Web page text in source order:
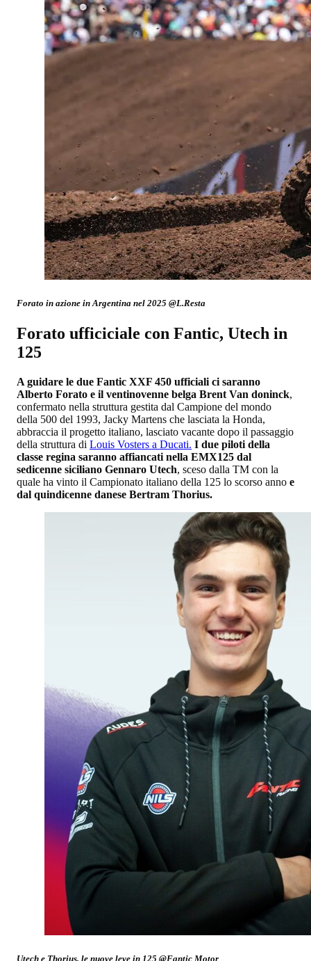
Forato in azione in Argentina nel 2025 @L.Resta
Forato ufficiciale con Fantic, Utech in
125
A guidare le due Fantic XXF 450 ufficiali ci saranno
Alberto Forato e il ventinovenne belga Brent Van doninck,
confermato nella struttura gestita dal Campione del mondo
della 500 del 1993, Jacky Martens che lasciata la Honda,
abbraccia il progetto italiano, lasciato vacante dopo il passaggio
della struttura di Louis Vosters a Ducati. I due piloti della
classe regina saranno affiancati nella EMX125 dal
sedicenne siciliano Gennaro Utech, sceso dalla TM con la
quale ha vinto il Campionato italiano della 125 lo scorso anno e
dal quindicenne danese Bertram Thorius.
Utech e Thorius, le nuove leve in 125 @Fantic Motor